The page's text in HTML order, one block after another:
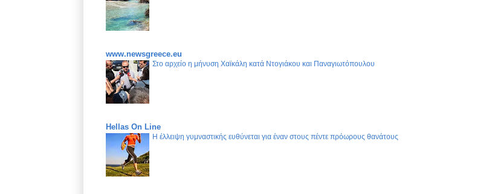
www.newsgreece.eu
Στο αρχείο η μήνυση Χαϊκάλη κατά Ντογιάκου και Παναγιωτόπουλου
Hellas On Line
Η έλλειψη γυμναστικής ευθύνεται για έναν στους πέντε πρόωρους θανάτους